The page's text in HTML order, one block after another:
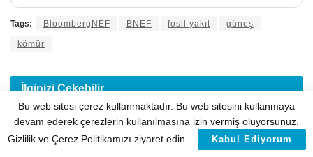
Tags: BloombergNEF BNEF fosil yakıt güneş
kömür
İlginizi Çekebilir
Bu web sitesi çerez kullanmaktadır. Bu web sitesini kullanmaya
devam ederek çerezlerin kullanılmasına izin vermiş oluyorsunuz.
Gizlilik ve Çerez Politikamızı ziyaret edin.
Kabul Ediyorum